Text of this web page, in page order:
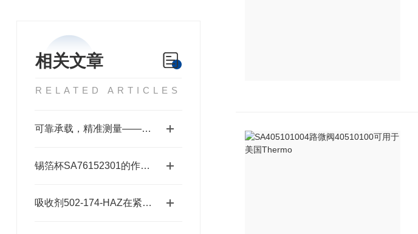
相关文章
RELATED ARTICLES
可靠承载，精准测量——锡箔杯SA76152301
锡箔杯SA76152301的作用与优势
吸收剂502-174-HAZ在紧急响应中的作用